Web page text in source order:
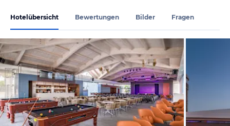
Hotelübersicht Bewertungen Bilder Fragen